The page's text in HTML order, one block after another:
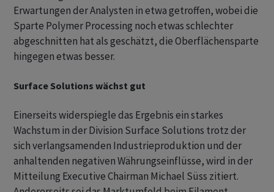
Erwartungen der Analysten in etwa getroffen, wobei die
Sparte Polymer Processing noch etwas schlechter
abgeschnitten hat als geschätzt, die Oberflächensparte
hingegen etwas besser.
Surface Solutions wächst gut
Einerseits widerspiegle das Ergebnis ein starkes
Wachstum in der Division Surface Solutions trotz der
sich verlangsamenden Industrieproduktion und der
anhaltenden negativen Währungseinflüsse, wird in der
Mitteilung Executive Chairman Michael Süss zitiert.